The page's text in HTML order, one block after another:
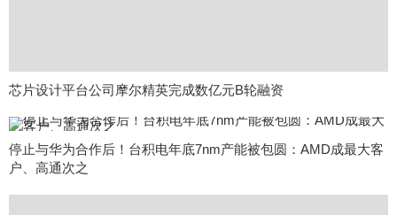
芯片设计平台公司摩尔精英完成数亿元B轮融资
停止与华为合作后！台积电年底7nm产能被包圆：AMD成最大客
户、高通次之